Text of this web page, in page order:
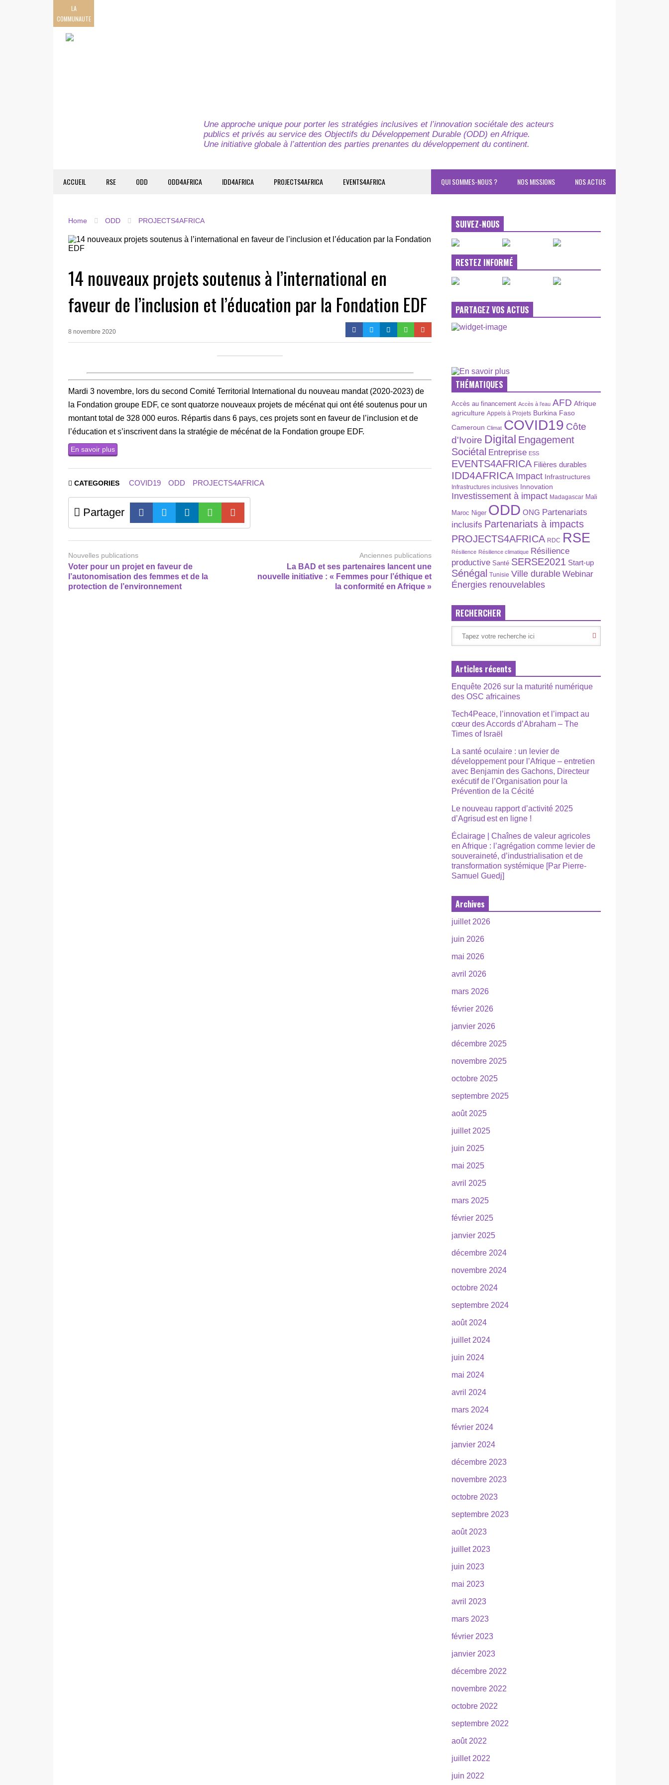
LA
COMMUNAUTE
Une approche unique pour porter les stratégies inclusives et l’innovation sociétale des acteurs
publics et privés au service des Objectifs du Développement Durable (ODD) en Afrique.
Une initiative globale à l’attention des parties prenantes du développement du continent.
ACCUEIL RSE ODD ODD4AFRICA IDD4AFRICA PROJECTS4AFRICA EVENTS4AFRICA NOS ACTUS
NOS MISSIONS
QUI SOMMES-NOUS ?
Home ODD PROJECTS4AFRICA
14 nouveaux projets soutenus à l’international en
faveur de l’inclusion et l’éducation par la Fondation EDF
8 novembre 2020
Mardi 3 novembre, lors du second Comité Territorial International du nouveau mandat (2020-2023) de
la Fondation groupe EDF, ce sont quatorze nouveaux projets de mécénat qui ont été soutenus pour un
montant total de 328 000 euros. Répartis dans 6 pays, ces projets sont en faveur de l’inclusion et de
l’éducation et s’inscrivent dans la stratégie de mécénat de la Fondation groupe EDF.
En savoir plus
CATEGORIES COVID19 ODD PROJECTS4AFRICA
Partager
Nouvelles publications
Voter pour un projet en faveur de
l’autonomisation des femmes et de la
protection de l’environnement
Anciennes publications
La BAD et ses partenaires lancent une
nouvelle initiative : « Femmes pour l’éthique et
la conformité en Afrique »
SUIVEZ-NOUS
RESTEZ INFORMÉ
PARTAGEZ VOS ACTUS
THÉMATIQUES
Accès au financement Accès à l’eau AFD Afrique
agriculture Appels à Projets Burkina Faso
Cameroun Climat COVID19 Côte
d'Ivoire Digital Engagement
Sociétal Entreprise ESS
EVENTS4AFRICA Filières durables
IDD4AFRICA Impact Infrastructures
Infrastructures inclusives Innovation
Investissement à impact Madagascar Mali
Maroc Niger ODD ONG Partenariats
inclusifs Partenariats à impacts
PROJECTS4AFRICA RDC RSE
Résilience Résilience climatique Résilience
productive Santé SERSE2021 Start-up
Sénégal Tunisie Ville durable Webinar
Énergies renouvelables
RECHERCHER
Articles récents
Enquête 2026 sur la maturité numérique
des OSC africaines
Tech4Peace, l’innovation et l’impact au
cœur des Accords d’Abraham – The
Times of Israël
La santé oculaire : un levier de
développement pour l’Afrique – entretien
avec Benjamin des Gachons, Directeur
exécutif de l’Organisation pour la
Prévention de la Cécité
Le nouveau rapport d’activité 2025
d’Agrisud est en ligne !
Éclairage | Chaînes de valeur agricoles
en Afrique : l’agrégation comme levier de
souveraineté, d’industrialisation et de
transformation systémique [Par Pierre-
Samuel Guedj]
Archives
juillet 2026
juin 2026
mai 2026
avril 2026
mars 2026
février 2026
janvier 2026
décembre 2025
novembre 2025
octobre 2025
septembre 2025
août 2025
juillet 2025
juin 2025
mai 2025
avril 2025
mars 2025
février 2025
janvier 2025
décembre 2024
novembre 2024
octobre 2024
septembre 2024
août 2024
juillet 2024
juin 2024
mai 2024
avril 2024
mars 2024
février 2024
janvier 2024
décembre 2023
novembre 2023
octobre 2023
septembre 2023
août 2023
juillet 2023
juin 2023
mai 2023
avril 2023
mars 2023
février 2023
janvier 2023
décembre 2022
novembre 2022
octobre 2022
septembre 2022
août 2022
juillet 2022
juin 2022